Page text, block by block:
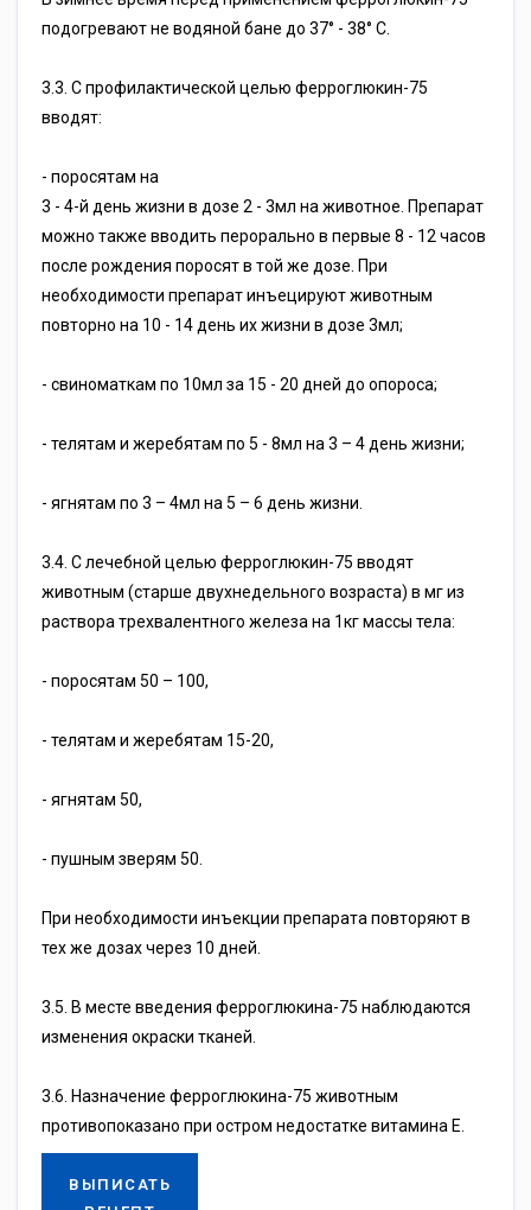
подогревают не водяной бане до 37° - 38° С.
3.3. С профилактической целью ферроглюкин-75
вводят:
- поросятам на
3 - 4-й день жизни в дозе 2 - 3мл на животное. Препарат
можно также вводить перорально в первые 8 - 12 часов
после рождения поросят в той же дозе. При
необходимости препарат инъецируют животным
повторно на 10 - 14 день их жизни в дозе 3мл;
- свиноматкам по 10мл за 15 - 20 дней до опороса;
- телятам и жеребятам по 5 - 8мл на 3 – 4 день жизни;
- ягнятам по 3 – 4мл на 5 – 6 день жизни.
3.4. С лечебной целью ферроглюкин-75 вводят
животным (старше двухнедельного возраста) в мг из
раствора трехвалентного железа на 1кг массы тела:
- поросятам 50 – 100,
- телятам и жеребятам 15-20,
- ягнятам 50,
- пушным зверям 50.
При необходимости инъекции препарата повторяют в
тех же дозах через 10 дней.
3.5. В месте введения ферроглюкина-75 наблюдаются
изменения окраски тканей.
3.6. Назначение ферроглюкина-75 животным
противопоказано при остром недостатке витамина Е.
ВЫПИСАТЬ